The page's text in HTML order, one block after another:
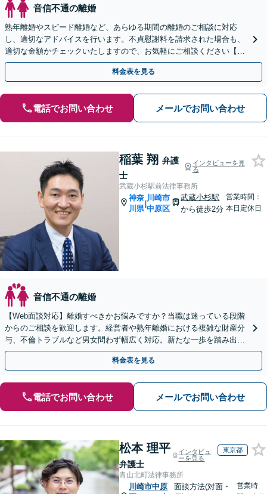
音信不通の離婚
熟年離婚やスピード離婚など、あらゆる期間の離婚のご相談に対応
し、適切なアドバイスを行います。不貞慰謝料を請求された場合も、
適切な金額かチェックいたしますので、お気軽にご相談ください【完
全個室】【土日祝日面談可】
料金表を見る
電話でお問い合わせ メールでお問い合わせ
稲葉 翔 弁護
士
インタビューを見
る
武蔵小杉駅前法律事務所
神奈
川県
|
川崎市
中原区
武蔵小杉駅
から徒歩2分
営業時間：
本日定休日
音信不通の離婚
【Web面談対応】離婚すべきかお悩みですか？当職は迷っている段階
からのご相談を歓迎します。経営者や熟年離婚における複雑な財産分
与、不倫トラブルなど男女問わず幅広く対応。新たな一歩を踏み出す
ために、まずはご相談ください。
料金表を見る
電話でお問い合わせ メールでお問い合わせ
松本 理平
弁護士
インタビュ
ーを見る
東京都
青山北町法律事務所
川崎市中原
面談方法(対面・
営業時